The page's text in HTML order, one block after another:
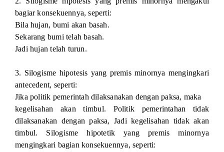
bagiar konsekuennya, seperti:
Bila hujan, bumi akan basah.
Sekarang bumi telah basah.
Jadi hujan telah turun.
3. Silogisme hipotesis yang premis minornya mengingkari
antecedent, seperti:
Jika politik pemerintah dilaksanakan dengan paksa, maka
kegelisahan akan timbul. Politik pemerintahan tidak
dilaksanakan dengan paksa, Jadi kegelisahan tidak akan
timbul. Silogisme hipotetik yang premis minornya
mengingkari bagian konsekuennya, seperti: